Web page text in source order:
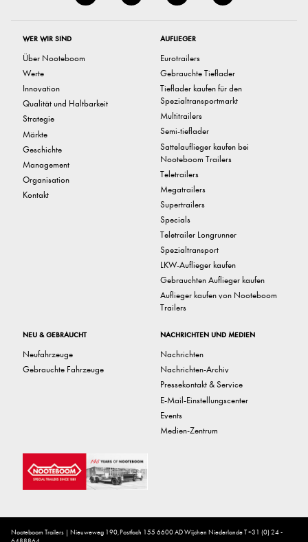
WER WIR SIND
Über Nooteboom
Werte
Innovation
Qualität und Haltbarkeit
Strategie
Märkte
Geschichte
Management
Organisation
Kontakt
AUFLIEGER
Eurotrailers
Gebrauchte Tieflader
Tieflader kaufen für den
Spezialtransportmarkt
Multitrailers
Semi-tieflader
Sattelauflieger kaufen bei
Nooteboom Trailers
Teletrailers
Megatrailers
Supertrailers
Specials
Teletrailer Longrunner
Spezialtransport
LKW-Auflieger kaufen
Gebrauchten Auflieger kaufen
Auflieger kaufen von Nooteboom
Trailers
NEU & GEBRAUCHT
Neufahrzeuge
Gebrauchte Fahrzeuge
NACHRICHTEN UND MEDIEN
Nachrichten
Nachrichten-Archiv
Pressekontakt & Service
E-Mail-Einstellungscenter
Events
Medien-Zentrum
Nooteboom Trailers | Nieuweweg 190,Postfach 155 6600 AD Wijchen Niederlande T +31 (0) 24 -